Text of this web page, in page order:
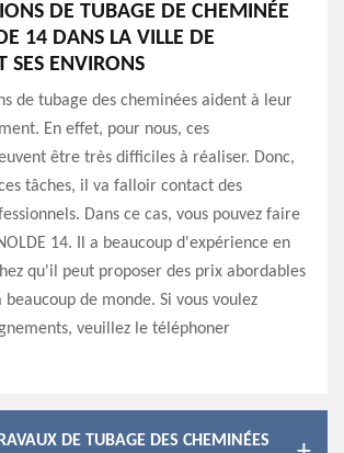
DE TUBAGE DE CHEMINÉE
14 DANS LA VILLE DE
SES ENVIRONS
de tubage des cheminées aident à leur
En effet, pour nous, ces
être très difficiles à réaliser. Donc,
tâches, il va falloir contact des
Dans ce cas, vous pouvez faire
14. Il a beaucoup d'expérience en
qu'il peut proposer des prix abordables
beaucoup de monde. Si vous voulez
veuillez le téléphoner
DE TUBAGE DES CHEMINÉES